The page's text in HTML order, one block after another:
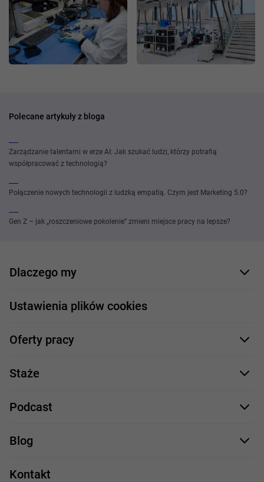
Polecane artykuły z bloga
Zarządzanie talentami w erze AI: Jak szukać ludzi, którzy potrafią
współpracować z technologią?
Połączenie nowych technologii z ludzką empatią. Czym jest Marketing 5.0?
Gen Z – jak „roszczeniowe pokolenie” zmieni miejsce pracy na lepsze?
Dlaczego my
Nasi pracownicy
Nasze projekty
Profile zawodowe
Ustawienia plików cookies
Oferty pracy
Formularz aplikacyjny
.NET
C++
Staże
Staże IT
Podcast
Comarch Careers
Blog
Praca w IT
Kontakt